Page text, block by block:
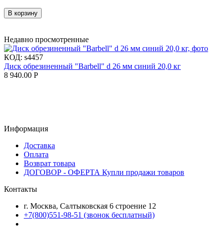
В корзину
Недавно просмотренные
КОД: s4457
Диск обрезиненный "Barbell" d 26 мм синий 20,0 кг
8 940.00 Р
Информация
Доставка
Оплата
Возврат товара
ДОГОВОР - ОФЕРТА Купли продажи товаров
Контакты
г. Москва, Салтыковская 6 строение 12
+7(800)551-98-51 (звонок бесплатный)